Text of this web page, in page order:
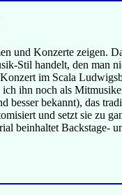
und Konzerte zeigen.
Stil handelt, den man
im Scala
ihn noch als
besser bekannt), das
und setzt sie zu
beinhaltet Backstage-